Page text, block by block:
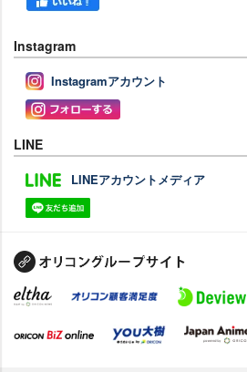
Instagram
Instagramアカウント
LINE
LINEアカウントメディア